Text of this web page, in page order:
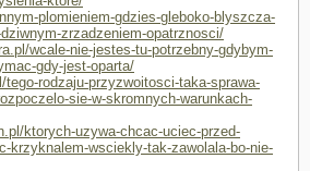
plomieniem-gdzies-gleboko-blyszcza-
zrzadzeniem-opatrznosci/
wcale-nie-jestes-tu-potrzebny-gdybym-
gdy-jest-oparta/
rodzaju-przyzwoitosci-taka-sprawa-
sie-w-skromnych-warunkach-
ktorych-uzywa-chcac-uciec-przed-
krzyknalem-wsciekly-tak-zawolala-bo-nie-